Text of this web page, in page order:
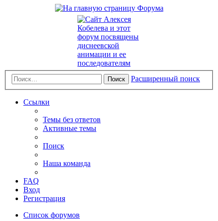
Поиск Расширенный поиск
Ссылки
Темы без ответов
Активные темы
Поиск
Наша команда
FAQ
Вход
Регистрация
Список форумов